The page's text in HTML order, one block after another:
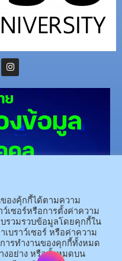
นธุ์ 46230โทรศัพท์ : 043-602-055 โทรสาร :
043-602-044
.กาฬสินธุ์ 46000โทรศัพท์ 043-811128 08-
64584360 โทรสาร 043-813070
องคุ้กกี้ได้ตามความ
เซอร์หรือการตั้งค่าความ
รวมรวบข้อมูลโดยคุกกี้ใน
บราว์เซอร์ หรือค่าความ
ารทำงานของคุกกี้ทั้งหมด
งอย่าง หรือทั้งหมดบน